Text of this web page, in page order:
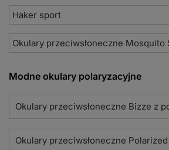
Haker sport
Okulary przeciwsłoneczne Mosquito
Modne okulary polaryzacyjne
Okulary przeciwsłoneczne Bizze z
Okulary przeciwsłoneczne